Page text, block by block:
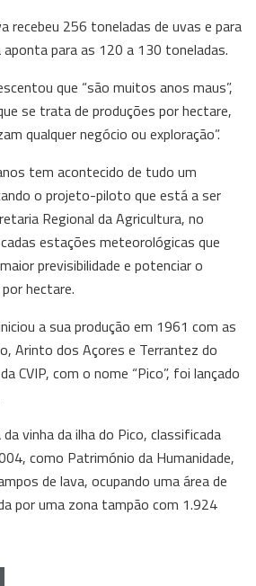
recebeu 256 toneladas de uvas e para
para as 120 a 130 toneladas.
que “são muitos anos maus”,
se trata de produções por hectare,
qualquer negócio ou exploração”.
tem acontecido de tudo um
o projeto-piloto que está a ser
Regional da Agricultura, no
estações meteorológicas que
previsibilidade e potenciar o
hectare.
a sua produção em 1961 com as
Arinto dos Açores e Terrantez do
CVIP, com o nome “Pico”, foi lançado
vinha da ilha do Pico, classificada
como Património da Humanidade,
de lava, ocupando uma área de
por uma zona tampão com 1.924